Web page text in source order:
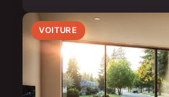
VOITURE